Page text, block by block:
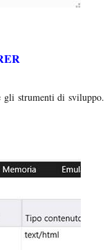
gli strumenti di